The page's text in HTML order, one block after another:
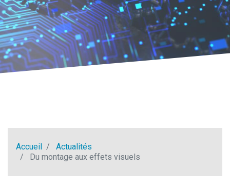
Accueil
Actualités
Du montage aux effets visuels